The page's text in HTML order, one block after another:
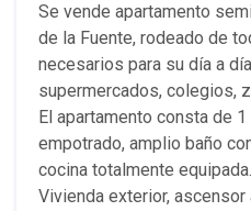
Se vende apartamento
de la Fuente, rodeado de
necesarios para su día a
supermercados, colegios,
El apartamento consta de
empotrado, amplio baño
cocina totalmente equipada.
Vivienda exterior, ascensor